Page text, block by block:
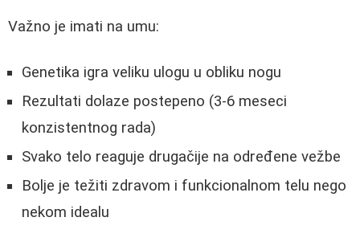
Važno je imati na umu:
Genetika igra veliku ulogu u obliku nogu
Rezultati dolaze postepeno (3-6 meseci
konzistentnog rada)
Svako telo reaguje drugačije na određene vežbe
Bolje je težiti zdravom i funkcionalnom telu nego
nekom idealu